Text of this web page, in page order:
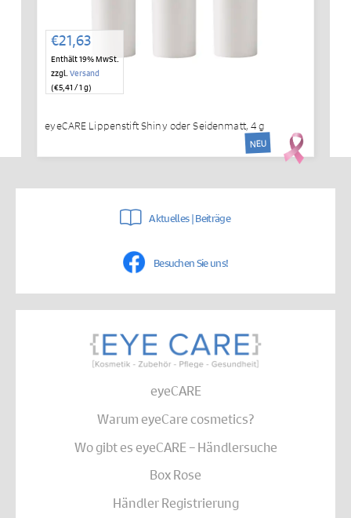
€21,63
Enthält 19% MwSt.
zzgl. Versand
(€5,41 / 1 g)
eyeCARE Lippenstift Shiny oder Seidenmatt, 4 g
NEU
Aktuelles | Beiträge
Besuchen Sie uns!
eyeCARE
Warum eyeCare cosmetics?
Wo gibt es eyeCARE – Händlersuche
Box Rose
Händler Registrierung